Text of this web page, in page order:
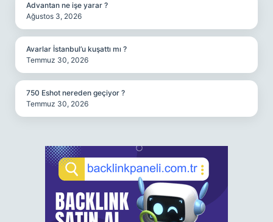
Advantan ne işe yarar ?
Ağustos 3, 2026
Avarlar İstanbul’u kuşattı mı ?
Temmuz 30, 2026
750 Eshot nereden geçiyor ?
Temmuz 30, 2026